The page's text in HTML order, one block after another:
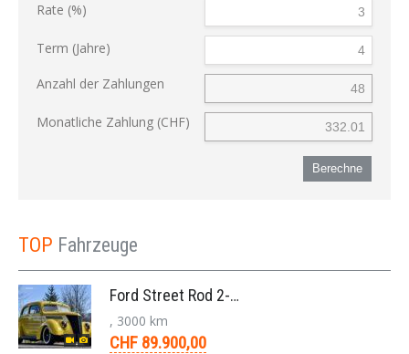
Rate (%)
Term (Jahre)
Anzahl der Zahlungen
Monatliche Zahlung (CHF)
Berechne
TOP Fahrzeuge
Ford Street Rod 2-Door V8 Aut. 1937
, 3000 km
CHF 89.900,00